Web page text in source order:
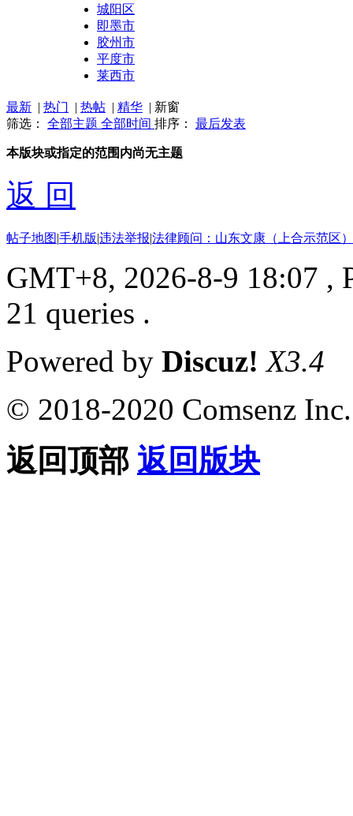
城阳区
即墨市
胶州市
平度市
莱西市
最新 | 热门 | 热帖 | 精华 | 新窗
筛选： 全部主题 全部时间 排序： 最后发表
本版块或指定的范围内尚无主题
返 回
帖子地图|手机版|违法举报|法律顾问：山东文康（上合示范区
GMT+8, 2026-8-9 18:07 ,
21 queries .
Powered by Discuz! X3.4
© 2018-2020 Comsenz Inc.
返回顶部 返回版块